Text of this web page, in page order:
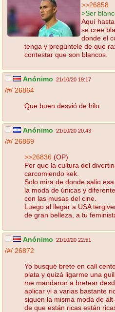
>>26858
>Ser
Aquí
se cree
donde el
tenga y pregúntele de que
contestar que son blancos.
Anónimo 21/10/20 19:17
/#/ 26864
Que buen desvió de hilo.
Anónimo 21/10/20 20:43
/#/ 26869
>>26836 (OP)
Por que la cultura del
carcomiendo kek.
Solo mira de donde salio
la moda de únicas y
con las musas del cine.
Luego al llegar a USA
de gran belleza, a tu
Anónimo 21/10/20 22:51
/#/ 26872
Yo busqué brete en call
plata y quizá ligarme una
me mandaron a bretear
aplicar vi a varias bastante
siguen la misma moda de
de que están ricas están